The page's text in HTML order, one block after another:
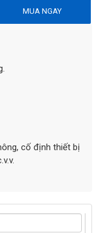
MUA NGAY
cố định thiết bị